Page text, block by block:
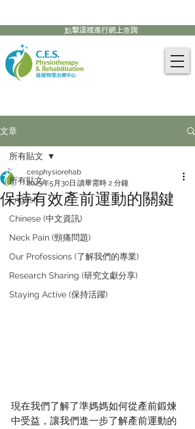
點擊這裡進行網上查詢
文章
所有貼文
English
Chinese (中文資訊)
Neck Pain (頸痛問題)
Our Professions (了解我們的專業)
Research Sharing (研究文獻分享)
Staying Active (保持活躍)
所有貼文
保持有效產前運動的關鍵
cesphysiorehab
2023年5月30日 讀畢需時 2 分鐘
現在我們了解了準媽媽如何從產前鍛煉
中受益，讓我們進一步了解產前運動的